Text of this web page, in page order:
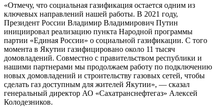
«Отмечу, что социальная газификация остается одним из
ключевых направлений нашей работы. В 2021 году,
Президент России Владимир Владимирович Путин
инициировал реализацию пункта Народной программы
партии «Единая России» о социальной газификации. С того
момента в Якутии газифицировано около 11 тысяч
домовладений. Совместно с правительством республики и
нашими партнерами мы продолжаем работу по подключению
новых домовладений и строительству газовых сетей, чтобы
сделать газ доступным для жителей Якутии», — сказал
генеральный директор АО «Сахатранснефтегаз» Алексей
Колодезников.